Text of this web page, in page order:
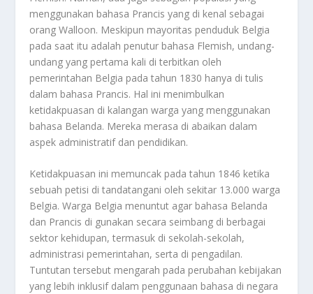
menggunakan bahasa Prancis yang di kenal sebagai
orang Walloon. Meskipun mayoritas penduduk Belgia
pada saat itu adalah penutur bahasa Flemish, undang-
undang yang pertama kali di terbitkan oleh
pemerintahan Belgia pada tahun 1830 hanya di tulis
dalam bahasa Prancis. Hal ini menimbulkan
ketidakpuasan di kalangan warga yang menggunakan
bahasa Belanda. Mereka merasa di abaikan dalam
aspek administratif dan pendidikan.
Ketidakpuasan ini memuncak pada tahun 1846 ketika
sebuah petisi di tandatangani oleh sekitar 13.000 warga
Belgia. Warga Belgia menuntut agar bahasa Belanda
dan Prancis di gunakan secara seimbang di berbagai
sektor kehidupan, termasuk di sekolah-sekolah,
administrasi pemerintahan, serta di pengadilan.
Tuntutan tersebut mengarah pada perubahan kebijakan
yang lebih inklusif dalam penggunaan bahasa di negara